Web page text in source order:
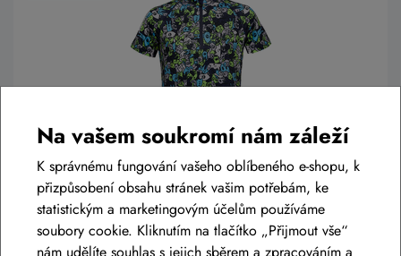
Dětský dres SILVINI Scrivia CD1434 navy-
blush
999 Kč
Na vašem soukromí nám záleží
K správnému fungování vašeho oblíbeného e-shopu, k
přizpůsobení obsahu stránek vašim potřebám, ke
statistickým a marketingovým účelům používáme
soubory cookie. Kliknutím na tlačítko „Přijmout vše“
nám udělíte souhlas s jejich sběrem a zpracováním a